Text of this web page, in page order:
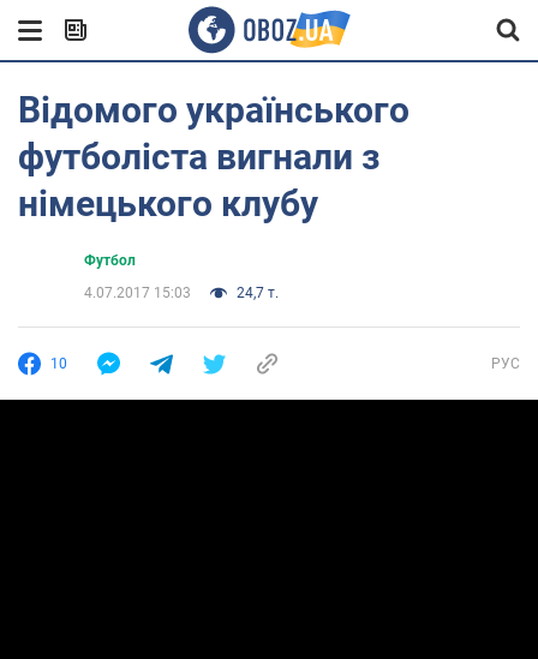
Відомого українського
футболіста вигнали з
німецького клубу
Футбол
4.07.2017 15:03
24,7 т.
10 РУС